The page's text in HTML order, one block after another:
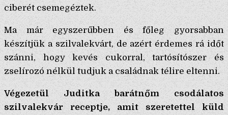
ciberét csemegéztek.
Ma már egyszerűbben és főleg gyorsabban
készítjük a szilvalekvárt, de azért érdemes rá időt
szánni, hogy kevés cukorral, tartósítószer és
zselírozó nélkül tudjuk a családnak télire eltenni.
Végezetül Juditka barátnőm csodálatos
szilvalekvár receptje, amit szeretettel küld